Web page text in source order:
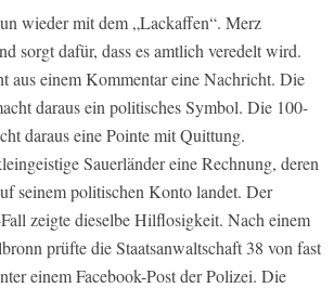
wieder mit dem „Lackaffen“. Merz
sorgt dafür, dass es amtlich veredelt wird.
aus einem Kommentar eine Nachricht. Die
daraus ein politisches Symbol. Die 100-
daraus eine Pointe mit Quittung.
Sauerländer eine Rechnung, deren
seinem politischen Konto landet. Der
zeigte dieselbe Hilflosigkeit. Nach einem
prüfte die Staatsanwaltschaft 38 von fast
einem Facebook-Post der Polizei. Die